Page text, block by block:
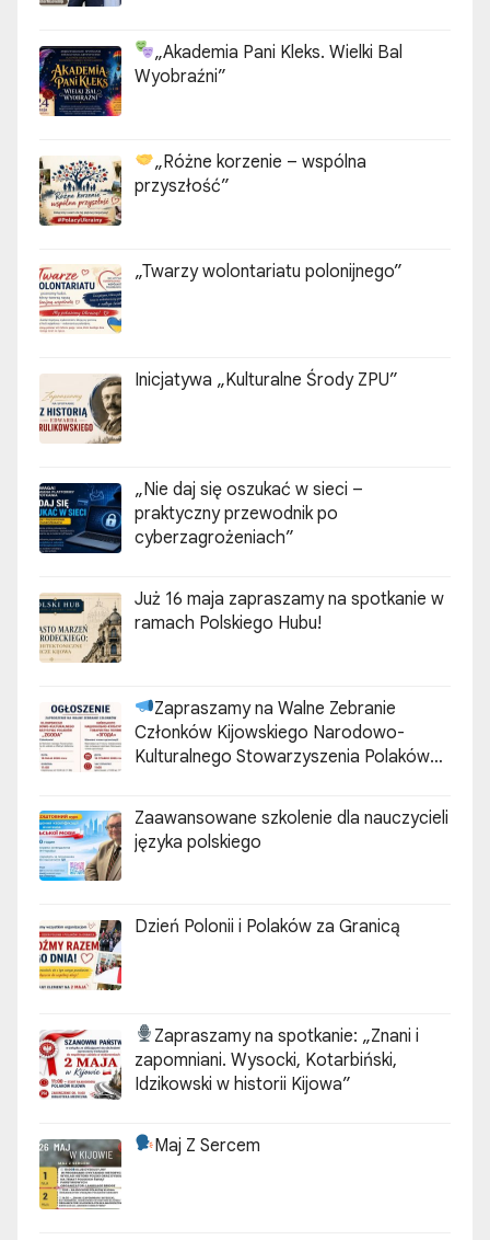
„Akademia Pani Kleks. Wielki Bal
Wyobraźni”
„Różne korzenie – wspólna
przyszłość”
„Twarzy wolontariatu polonijnego”
Inicjatywa „Kulturalne Środy ZPU”
„Nie daj się oszukać w sieci –
praktyczny przewodnik po
cyberzagrożeniach”
Już 16 maja zapraszamy na spotkanie w
ramach Polskiego Hubu!
Zapraszamy na Walne Zebranie
Członków Kijowskiego Narodowo-
Kulturalnego Stowarzyszenia Polaków
Zaawansowane szkolenie dla nauczycieli
języka polskiego
Dzień Polonii i Polaków za Granicą
Zapraszamy na spotkanie: „Znani i
zapomniani. Wysocki, Kotarbiński,
Idzikowski w historii Kijowa”
Maj Z Sercem